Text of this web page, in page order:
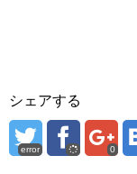
シェアする
error 0